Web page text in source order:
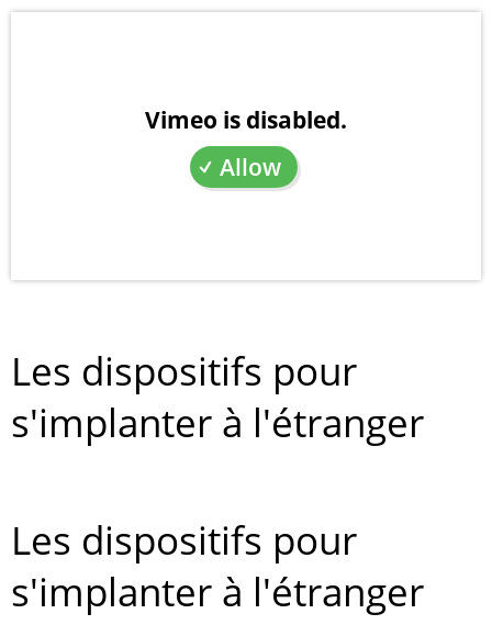
Vimeo is disabled.
Allow
Les dispositifs pour
s'implanter à l'étranger
Les dispositifs pour
s'implanter à l'étranger